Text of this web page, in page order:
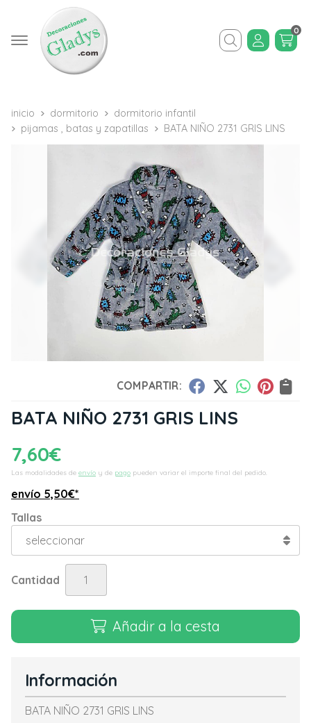
Buscar
0
inicio dormitorio
dormitorio infantil
pijamas , batas y zapatillas
BATA NIÑO 2731 GRIS LINS
COMPARTIR:
BATA NIÑO 2731 GRIS LINS
7,60€
Las modalidades de envío y de pago pueden variar el importe final del pedido.
envío 5,50€*
Tallas
Cantidad
Añadir a la cesta
Información
BATA NIÑO 2731 GRIS LINS